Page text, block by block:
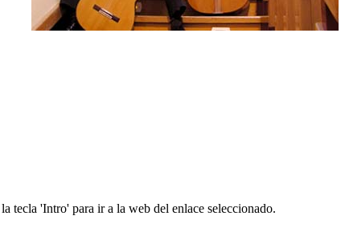
tecla 'Intro' para ir a la web del enlace seleccionado.